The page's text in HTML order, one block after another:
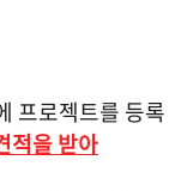
프로젝트를 등록
적을 받아